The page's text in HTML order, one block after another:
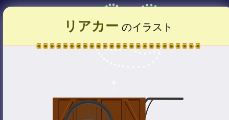
リアカー のイラスト